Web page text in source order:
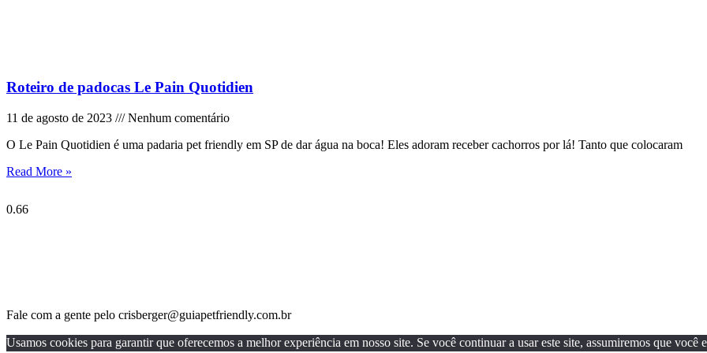
Roteiro de padocas Le Pain Quotidien
11 de agosto de 2023
Nenhum comentário
O Le Pain Quotidien é uma padaria pet friendly em SP de dar água na boca! Eles adoram receber cachorros por lá! Tanto que colocaram
Read More »
Fale com a gente pelo crisberger@guiapetfriendly.com.br
Usamos cookies para garantir que oferecemos a melhor experiência em nosso site. Se você continuar a usar este site, assumiremos que você